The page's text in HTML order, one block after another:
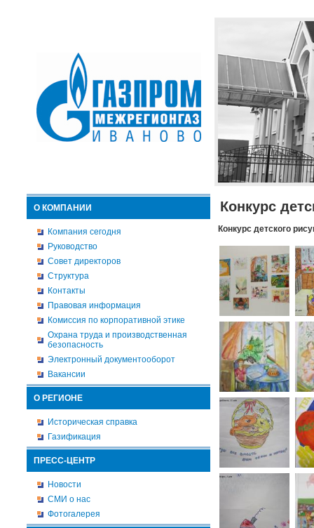
О КОМПАНИИ
Компания сегодня
Руководство
Совет директоров
Структура
Контакты
Правовая информация
Комиссия по корпоративной этике
Охрана труда и производственная
безопасность
Электронный документооборот
Вакансии
О РЕГИОНЕ
Историческая справка
Газификация
ПРЕСС-ЦЕНТР
Новости
СМИ о нас
Фотогалерея
Конкурс
Конкурс детского